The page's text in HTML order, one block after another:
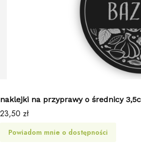
naklejki na przyprawy o średnicy
Cena
23,50 zł
Powiadom mnie o dostępności